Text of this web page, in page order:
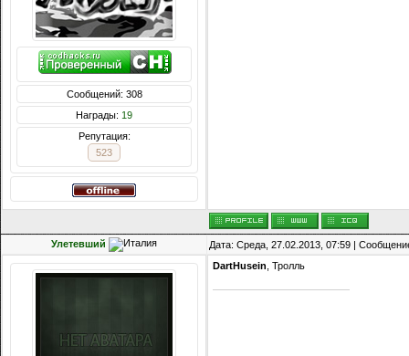
Сообщений: 308
Награды: 19
Репутация:
523
Улетевший Дата: Среда, 27.02.2013, 07:59 |
DartHusein , Тролль